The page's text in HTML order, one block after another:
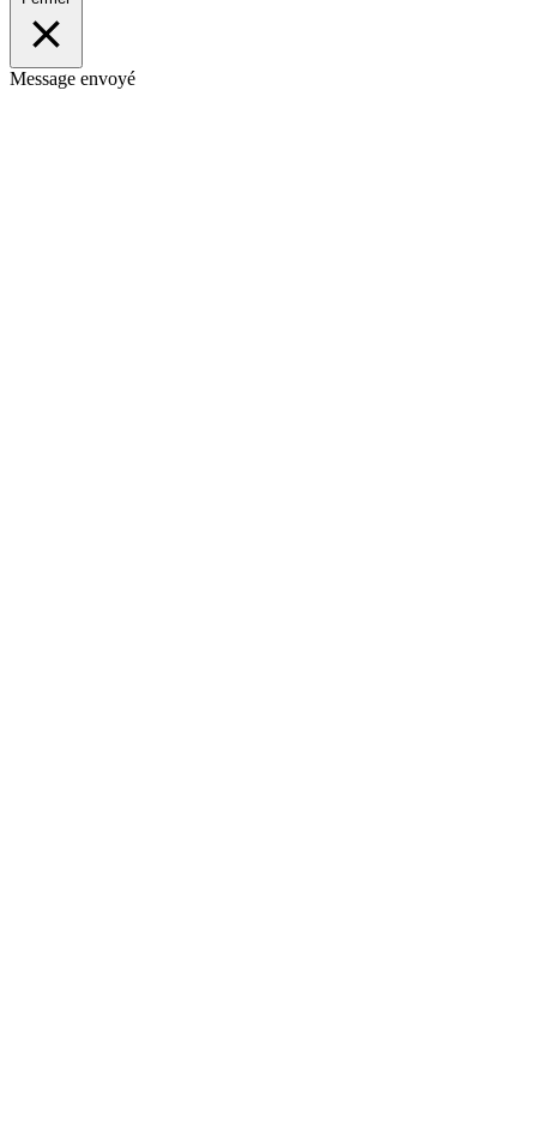
Message envoyé